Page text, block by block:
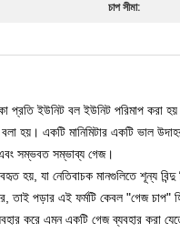
চাপ সীমা:
প্রতি ইউনিট বল ইউনিট পরিমাপ করা
হয়। একটি মানিমিটার একটি ভাল
সম্ভবত সম্ভাব্য গেজ।
হয়, যা নেতিবাচক মানগুলিতে শূন্য
তাই পড়ার এই ফর্মটি কেবল "গেজ চাপ"
করে এমন একটি গেজ ব্যবহার করা